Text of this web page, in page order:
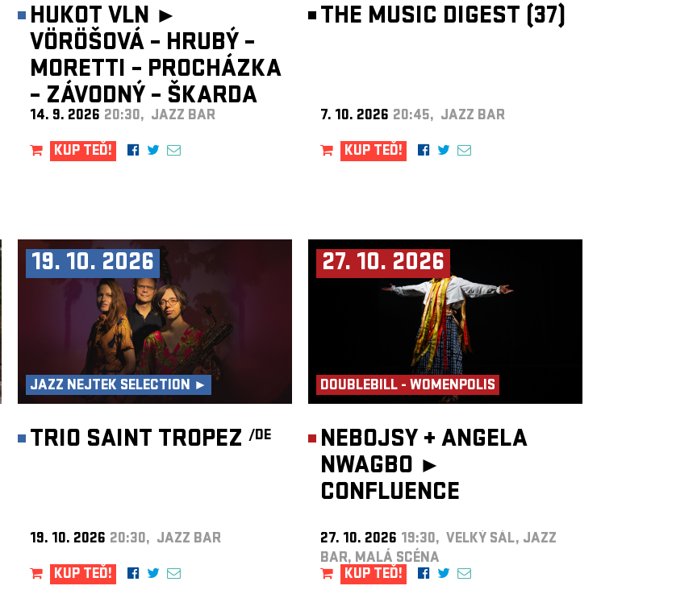
HUKOT VLN ►
VÖRÖŠOVÁ – HRUBÝ –
MORETTI – PROCHÁZKA
– ZÁVODNÝ – ŠKARDA
14. 9. 2026 20:30, JAZZ BAR
KUP TEĎ!
THE MUSIC DIGEST (37)
7. 10. 2026 20:45, JAZZ BAR
KUP TEĎ!
19. 10. 2026
JAZZ NEJTEK SELECTION ►
TRIO SAINT TROPEZ /DE
19. 10. 2026 20:30, JAZZ BAR
KUP TEĎ!
27. 10. 2026
DOUBLEBILL - WOMENPOLIS
NEBOJSY + ANGELA
NWAGBO ►
CONFLUENCE
27. 10. 2026 19:30, VELKÝ SÁL, JAZZ
BAR, MALÁ SCÉNA
KUP TEĎ!